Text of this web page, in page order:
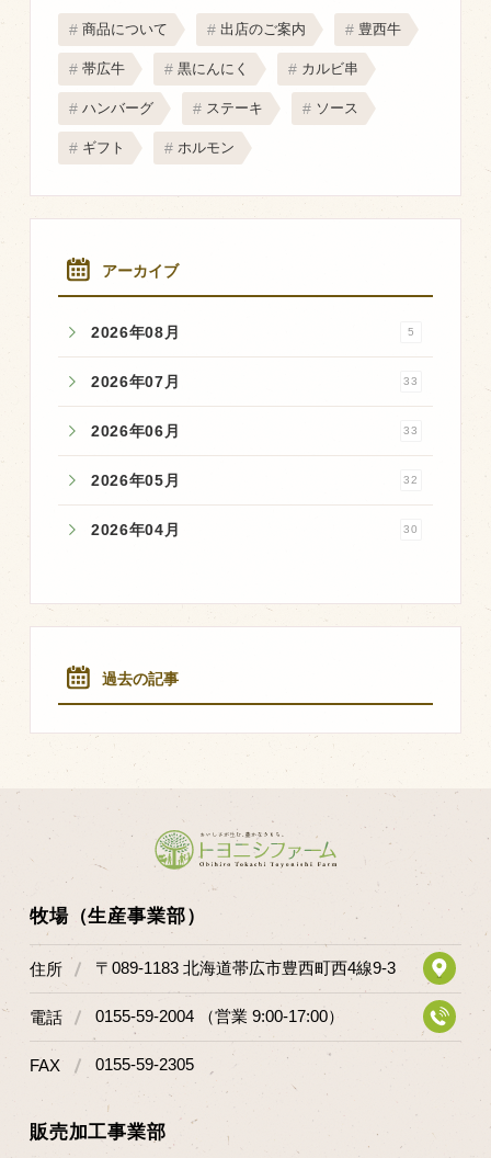
商品について 出店のご案内 豊西牛
帯広牛 黒にんにく カルビ串
ハンバーグ ステーキ ソース
ギフト ホルモン
アーカイブ
2026年08月 5
2026年07月 33
2026年06月 33
2026年05月 32
2026年04月 30
過去の記事
牧場（生産事業部）
住所 〒089-1183 北海道帯広市豊西町西4線9-3
電話 0155-59-2004 （営業 9:00-17:00）
FAX 0155-59-2305
販売加工事業部
Instagram
RSS フィード